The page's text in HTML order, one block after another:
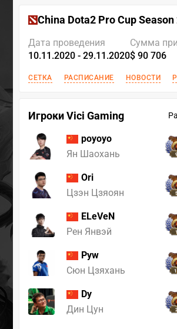
China Dota2 Pro Cup Season
Дата проведения
10.11.2020 - 29.11.2020
Сумма
$ 90 706
СЕТКА РАСПИСАНИЕ НОВОСТИ
Игроки Vici Gaming
poyoyo
Ян Шаохань
Ori
Цзэн Цзяоян
ELeVeN
Рен Янвэй
Pyw
Сюн Цзяхань
Dy
Дин Цун